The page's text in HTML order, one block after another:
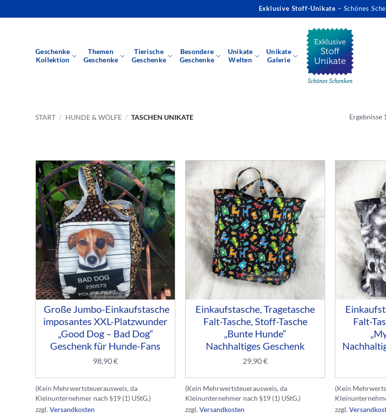
Inhalt
Exklusive Stoff-Unikate – Schönes
Geschenke
Kollektion
Themen
Geschenke
Tierische
Geschenke
Besondere
Geschenke
Unikate
Welten
Unikate
Galerie
START / HUNDE & WÖLFE / TASCHEN UNIKATE Ergebnisse
Große Jumbo-Einkaufstasche
imposantes XXL-Platzwunder
„Good Dog – Bad Dog“
Geschenk für Hunde-Fans
98,90€
(Kein Mehrwertsteuerausweis, da
Kleinunternehmer nach §19 (1) UStG.)
zzgl.Versandkosten
Einkaufstasche, Tragetasche
Falt-Tasche, Stoff-Tasche
„Bunte Hunde“
Nachhaltiges Geschenk
29,90€
(Kein Mehrwertsteuerausweis, da
Kleinunternehmer nach §19 (1) UStG.)
zzgl.Versandkosten
Falt-
(Kein
zzgl.